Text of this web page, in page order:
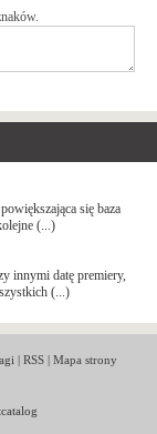
się baza
(...)
innymi datę premiery,
(...)
| RSS| Mapa strony